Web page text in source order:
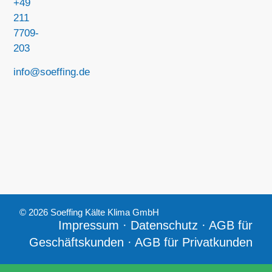
+49
211
7709-
203
info@soeffing.de
© 2026 Soeffing Kälte Klima GmbH
Impressum · Datenschutz · AGB für
Geschäftskunden · AGB für Privatkunden